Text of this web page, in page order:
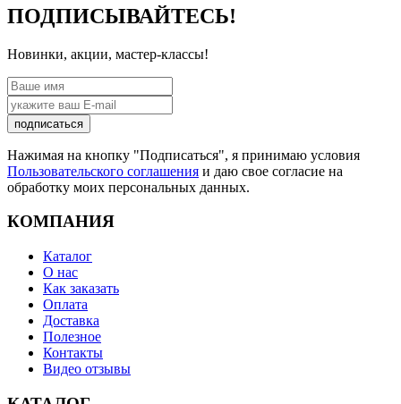
ПОДПИСЫВАЙТЕСЬ!
Новинки, акции, мастер-классы!
подписаться
Нажимая на кнопку "Подписаться", я принимаю условия
Пользовательского соглашения и даю свое согласие на
обработку моих персональных данных.
КОМПАНИЯ
Каталог
О нас
Как заказать
Оплата
Доставка
Полезное
Контакты
Видео отзывы